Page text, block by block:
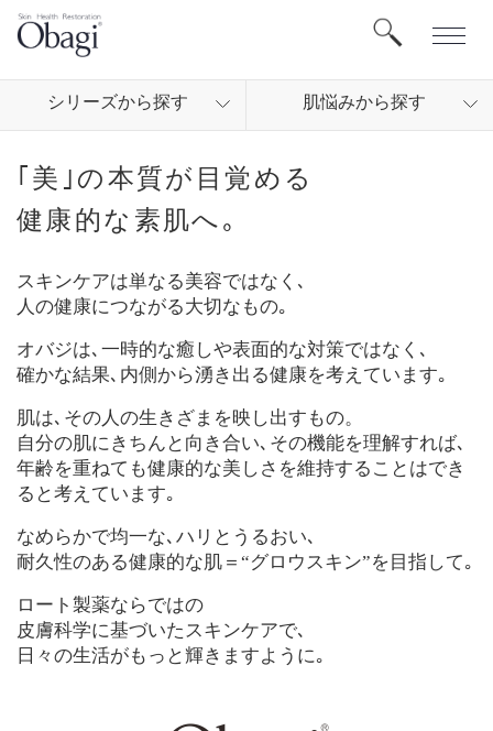
シリ ーズから探す 肌悩みから探す
｢美｣の本質が目覚める
健康的な素肌へ｡
スキンケアは単なる美容ではなく､
人の健康につながる大切なもの｡
オバジは､一時的な癒しや表面的な対策ではなく､
確かな結果､内側から湧き出る健康を考えています｡
肌は､その人の生きざまを映し出すもの。
自分の肌にきちんと向き合い､その機能を理解すれば､
年齢を重ねても健康的な美しさを維持することはでき
ると考えています｡
なめらかで均一な､ハリとうるおい､
耐久性のある健康的な肌＝“グロウスキン”を目指して｡
ロート製薬ならではの
皮膚科学に基づいたスキンケアで､
日々の生活がもっと輝きますように｡